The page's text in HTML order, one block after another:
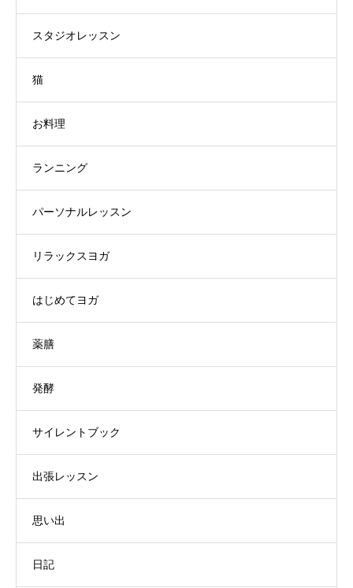
スタジオレッスン
猫
お料理
ランニング
パーソナルレッスン
リラックスヨガ
はじめてヨガ
薬膳
発酵
サイレントブック
出張レッスン
思い出
日記